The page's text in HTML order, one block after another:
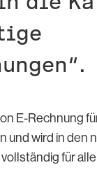
E-Rechnung
und wird in den
für